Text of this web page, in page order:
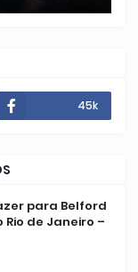
45k
para Belford
Rio de Janeiro –